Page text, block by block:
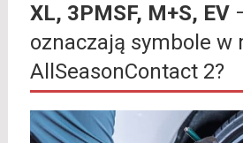
XL, 3PMSF, M+S, EV
oznaczają symbole w
AllSeasonContact 2?